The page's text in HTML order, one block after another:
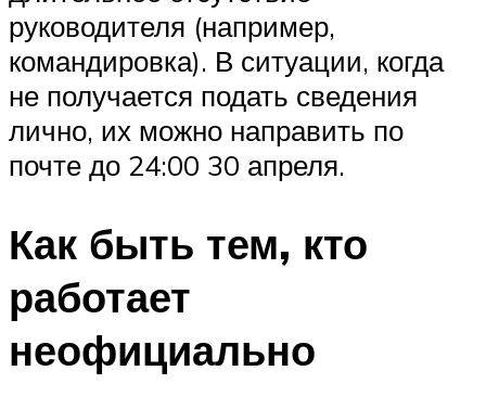
руководителя (например,
командировка). В ситуации, когда
не получается подать сведения
лично, их можно направить по
почте до 24:00 30 апреля.
Как быть тем, кто
работает
неофициально